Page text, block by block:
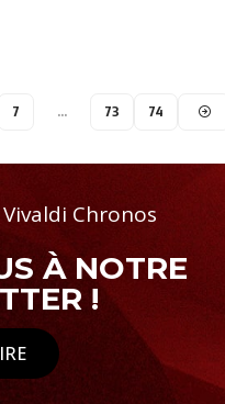
7 … 73 74
Chronos
À NOTRE
!